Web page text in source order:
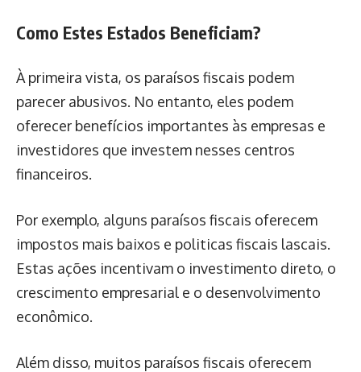
Como Estes Estados Beneficiam?
À primeira vista, os paraísos fiscais podem
parecer abusivos. No entanto, eles podem
oferecer benefícios importantes às empresas e
investidores que investem nesses centros
financeiros.
Por exemplo, alguns paraísos fiscais oferecem
impostos mais baixos e politicas fiscais lascais.
Estas ações incentivam o investimento direto, o
crescimento empresarial e o desenvolvimento
econômico.
Além disso, muitos paraísos fiscais oferecem